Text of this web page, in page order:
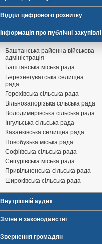
Відділ цифрового розвитку
Інформація про публічні закупівлі
Баштанська районна військова
адміністрація
Баштанська міська рада
Березнегуватська селищна
рада
Горохівська сільська рада
Вільнозапорізька сільська рада
Володимирівська сільська рада
Інгульська сільська рада
Казанківська селищна рада
Новобузька міська рада
Софіївська сільська рада
Снігурівська міська рада
Привільненська сільська рада
Широківська сільська рада
Внутрішній аудит
Зміни в законодавстві
Звернення громадян